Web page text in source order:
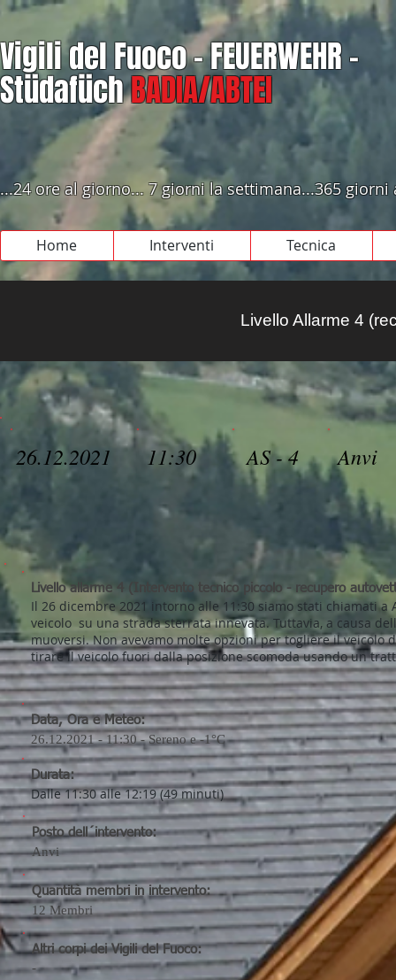
Vigili del Fuoco - FEUERWEHR -
StüdafüchBADIA/ABTEI
...24 ore al giorno... 7 giorni la settimana...365
Home Interventi Tecnica
Livello Allarme 4
26.12.2021 11:30 AS - 4 Anvi
Livello allarme 4 (Intervento tecnico piccolo - recupero
Il 26 dicembre 2021 intorno alle 11:30 siamo stati chiamati
veicolo su una strada sterrata innevata. Tuttavia, a causa
muoversi. Non avevamo molte opzioni per togliere il veicolo
tirare il veicolo fuori dalla posizione scomoda usando un
Data, Ora e Meteo:
26.12.2021 - 11:30 - Sereno e -1°C
Durata:
Dalle 11:30 alle 12:19 (49 minuti)
Posto dell´intervento:
Anvi
Quantità membri in intervento:
12 Membri
Altri corpi dei Vigili del Fuoco:
-